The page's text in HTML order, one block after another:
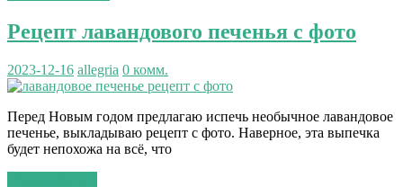
Рецепт лавандового печенья с фото
2023-12-16 allegria 0 комм.
Перед Новым годом предлагаю испечь необычное лавандовое
печенье, выкладываю рецепт с фото. Наверное, эта выпечка
будет непохожа на всё, что